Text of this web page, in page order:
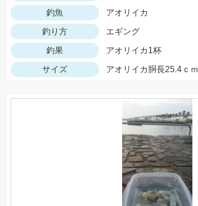
釣魚
アオリイカ
釣り方
エギング
釣果
アオリイカ1杯
サイズ
アオリイカ胴長25.4ｃｍ